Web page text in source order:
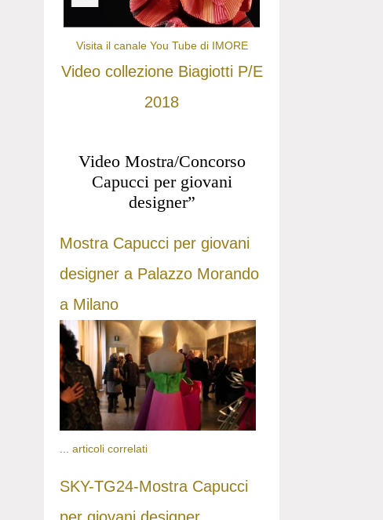
Visita il canale You Tube di IMORE
Video collezione Biagiotti P/E
2018
Video Mostra/Concorso
Capucci per giovani
designer”
Mostra Capucci per giovani
designer a Palazzo Morando
a Milano
articoli correlati
SKY-TG24-Mostra Capucci